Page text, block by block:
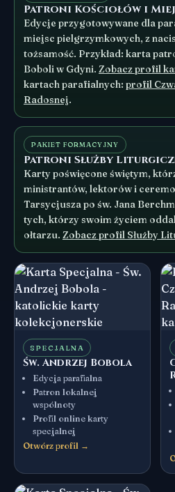
Patroni Kościołów i
Edycje przygotowywane dla
miejsc pielgrzymkowych, z
tożsamość. Przykład: karta
Boboli w Gdyni. Zobacz profil
kartach parafialnych: profil
Radosnej.
PAKIET FORMACYJNY
Patroni Służby
Karty poświęcone świętym,
ministrantów, lektorów i
Tarsycjusza po św. Jana
tych, którzy swoim życiem
ołtarzu. Zobacz profil Służby
SPECJALNA
Św. Andrzej Bobola
Edycja parafialna
Patron lokalnej
wspólnoty
Profil online karty
specjalnej
Otwórz profil →